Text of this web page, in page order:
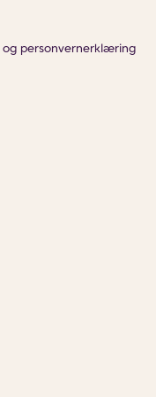
og personvernerklæring